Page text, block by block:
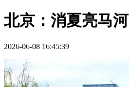
北京：消夏亮马河
2026-06-08 16:45:39